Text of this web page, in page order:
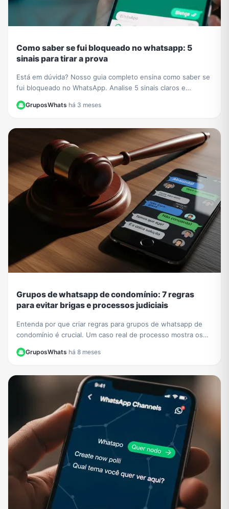
Como saber se fui bloqueado no whatsapp: 5
sinais para tirar a prova
Está em dúvida? Nosso guia completo ensina como saber se
fui bloqueado no WhatsApp. Analise 5 sinais claros e
descubra o método definitivo para confirmar.
GruposWhats·há 3 meses
Grupos de whatsapp de condomínio: 7 regras
para evitar brigas e processos judiciais
Entenda por que criar regras para grupos de whatsapp de
condomínio é crucial. Um caso real de processo mostra os
GruposWhats·há 8 meses